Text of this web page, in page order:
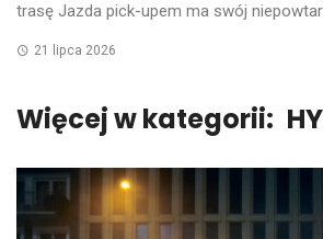
trasę Jazda pick-upem ma swój
21 lipca 2026
Więcej w kategorii: